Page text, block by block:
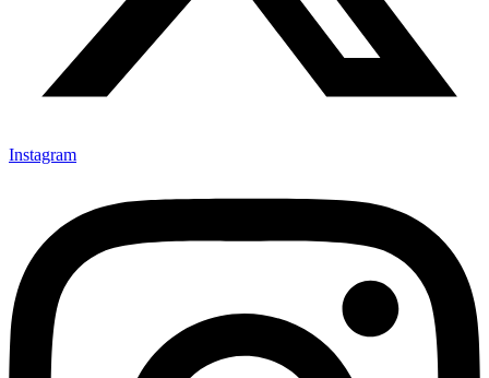
Instagram